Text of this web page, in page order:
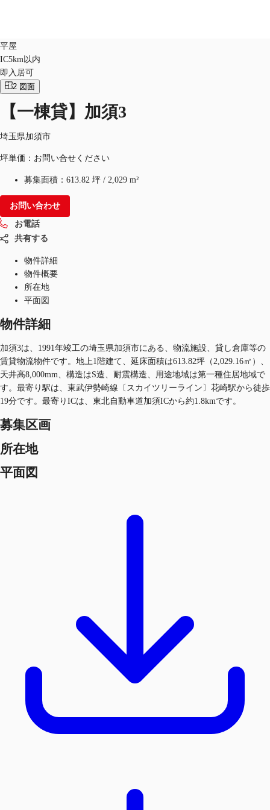
オフィス・事務所
倉庫・物流センター
地図検索
記事
仲介会社様はこちらへ
お気に入り
JP
お電話
平屋
IC5km以内
即入居可
2 図面
【一棟貸】加須3
埼玉県加須市
坪単価：お問い合せください
募集面積： 613.82 坪 / 2,029 m²
お問い合わせ
お電話
共有する
物件詳細
物件概要
所在地
平面図
物件詳細
加須3は、1991年竣工の埼玉県加須市にある、物流施設、貸し倉庫等の
賃貸物流物件です。地上1階建て、延床面積は613.82坪（2,029.16㎡）、
天井高8,000mm、構造はS造、耐震構造、用途地域は第一種住居地域で
す。最寄り駅は、東武伊勢崎線〔スカイツリーライン〕花崎駅から徒歩
19分です。最寄りICは、東北自動車道加須ICから約1.8kmです。
募集区画
所在地
平面図